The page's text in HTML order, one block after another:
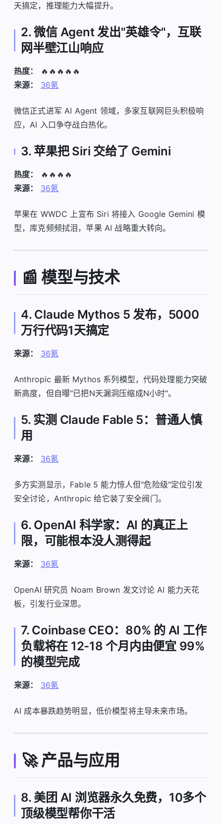
天搞定，推理能力大幅提升。
2. 微信 Agent 发出"英雄令"，互联
网半壁江山响应
热度：
🔥🔥🔥🔥🔥
来源：
36氪
微信正式进军 AI Agent 领域，多家互联网巨头积极响
应，AI 入口争夺战白热化。
3. 苹果把 Siri 交给了 Gemini
热度：
🔥🔥🔥🔥
来源：
36氪
苹果在 WWDC 上宣布 Siri 将接入 Google Gemini 模
型，库克频频拭泪，苹果 AI 战略重大转向。
📰 模型与技术
4. Claude Mythos 5 发布，5000
万行代码1天搞定
来源： 36氪
Anthropic 最新 Mythos 系列模型，代码处理能力突破
新高度，但自曝"已把N天漏洞压缩成N小时"。
5. 实测 Claude Fable 5：普通人慎
用
来源： 36氪
多方实测显示，Fable 5 能力惊人但"危险级"定位引发
安全讨论，Anthropic 给它装了安全阀门。
6. OpenAI 科学家：AI 的真正上
限，可能根本没人测得起
来源： 36氪
OpenAI 研究员 Noam Brown 发文讨论 AI 能力天花
板，引发行业深思。
7. Coinbase CEO：80% 的 AI 工作
负载将在 12-18 个月内由便宜 99%
的模型完成
来源： 36氪
AI 成本暴跌趋势明显，低价模型将主导未来市场。
🚀 产品与应用
8. 美团 AI 浏览器永久免费，10多个
顶级模型帮你干活